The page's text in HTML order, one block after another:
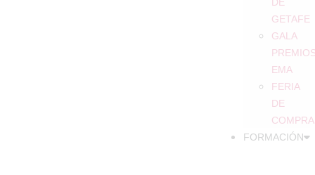
GETAFE
GALA
EMA
FERIA
DE
FORMACIÓN